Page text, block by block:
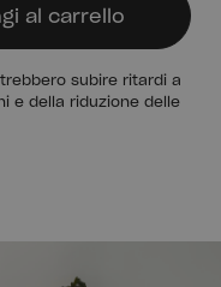
al carrello
subire ritardi a
e della riduzione delle